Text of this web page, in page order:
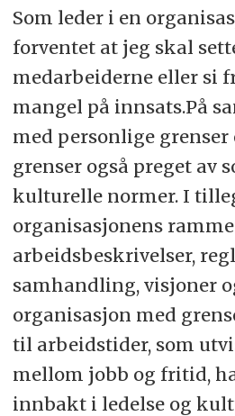
Som leder i en
forventet at jeg skal
medarbeiderne eller si
mangel på innsats.På
med personlige
grenser også preget av
kulturelle normer. I
organisasjonens
arbeidsbeskrivelser,
samhandling, visjoner
organisasjon med
til arbeidstider, som
mellom jobb og fritid,
innbakt i ledelse og